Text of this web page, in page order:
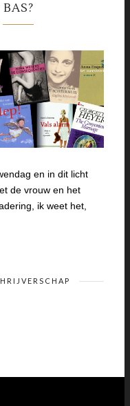
en in dit licht
de vrouw en het
ik weet het,